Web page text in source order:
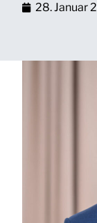
28. Januar